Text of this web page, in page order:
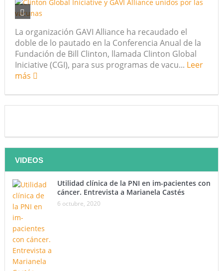
futuro “ilimitado” de la Inteligencia Artificial
¿Qué sabemos de los alimentos ultraprocesados?
¿Los 20 años de regalo? Parte II
Academia de Ciencias Físicas, Matemáticas y Naturales
(ACFIMAN)
¿Los veinte años de regalo?
de cáncer
La organización GAVI Alliance ha recaudado el
doble de lo pautado en la Conferencia Anual de la
Fundación de Bill Clinton, llamada Clinton Global
Iniciative (CGI), para sus programas de vacu... Leer
más
VIDEOS
Utilidad clínica de la PNI en im-pacientes con
cáncer. Entrevista a Marianela Castés
6 octubre, 2020